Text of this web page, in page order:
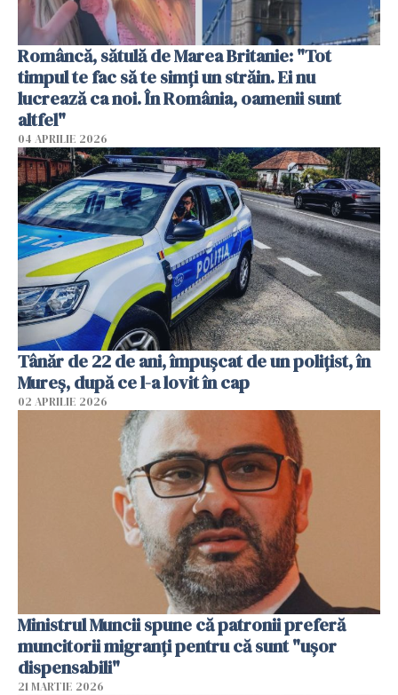
Româncă, sătulă de Marea Britanie: "Tot
timpul te fac să te simți un străin. Ei nu
lucrează ca noi. În România, oamenii sunt
altfel"
04 APRILIE 2026
Tânăr de 22 de ani, împușcat de un polițist, în
Mureș, după ce l-a lovit în cap
02 APRILIE 2026
Ministrul Muncii spune că patronii preferă
muncitorii migranți pentru că sunt "uşor
dispensabili"
21 MARTIE 2026